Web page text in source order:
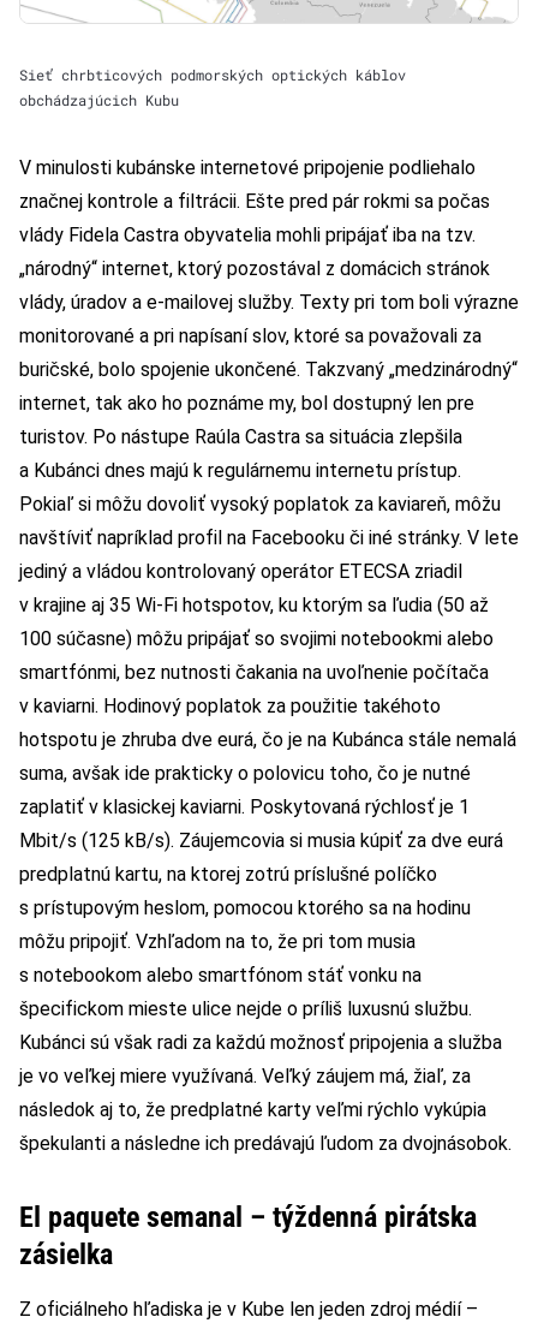
Sieť chrbticových podmorských optických káblov
obchádzajúcich Kubu
V minulosti kubánske internetové pripojenie podliehalo
značnej kontrole a filtrácii. Ešte pred pár rokmi sa počas
vlády Fidela Castra obyvatelia mohli pripájať iba na tzv.
„národný“ internet, ktorý pozostával z domácich stránok
vlády, úradov a e-mailovej služby. Texty pri tom boli výrazne
monitorované a pri napísaní slov, ktoré sa považovali za
buričské, bolo spojenie ukončené. Takzvaný „medzinárodný“
internet, tak ako ho poznáme my, bol dostupný len pre
turistov. Po nástupe Raúla Castra sa situácia zlepšila
a Kubánci dnes majú k regulárnemu internetu prístup.
Pokiaľ si môžu dovoliť vysoký poplatok za kaviareň, môžu
navštíviť napríklad profil na Facebooku či iné stránky. V lete
jediný a vládou kontrolovaný operátor ETECSA zriadil
v krajine aj 35 Wi-Fi hotspotov, ku ktorým sa ľudia (50 až
100 súčasne) môžu pripájať so svojimi notebookmi alebo
smartfónmi, bez nutnosti čakania na uvoľnenie počítača
v kaviarni. Hodinový poplatok za použitie takéhoto
hotspotu je zhruba dve eurá, čo je na Kubánca stále nemalá
suma, avšak ide prakticky o polovicu toho, čo je nutné
zaplatiť v klasickej kaviarni. Poskytovaná rýchlosť je 1
Mbit/s (125 kB/s). Záujemcovia si musia kúpiť za dve eurá
predplatnú kartu, na ktorej zotrú príslušné políčko
s prístupovým heslom, pomocou ktorého sa na hodinu
môžu pripojiť. Vzhľadom na to, že pri tom musia
s notebookom alebo smartfónom stáť vonku na
špecifickom mieste ulice nejde o príliš luxusnú službu.
Kubánci sú však radi za každú možnosť pripojenia a služba
je vo veľkej miere využívaná. Veľký záujem má, žiaľ, za
následok aj to, že predplatné karty veľmi rýchlo vykúpia
špekulanti a následne ich predávajú ľudom za dvojnásobok.
El paquete semanal – týždenná pirátska
zásielka
Z oficiálneho hľadiska je v Kube len jeden zdroj médií –